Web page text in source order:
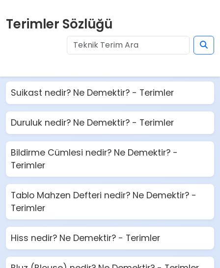
Terimler Sözlüğü
Suikast nedir? Ne Demektir? - Terimler
Duruluk nedir? Ne Demektir? - Terimler
Bildirme Cümlesi nedir? Ne Demektir? -
Terimler
Tablo Mahzen Defteri nedir? Ne Demektir? -
Terimler
Hiss nedir? Ne Demektir? - Terimler